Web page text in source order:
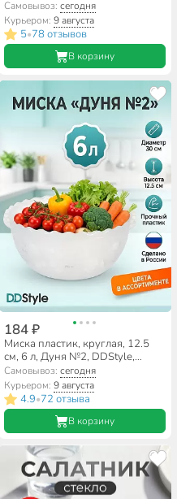
Luminarc, Q1317, синий
Самовывоз: сегодня
Курьером: 9 августа
5•78 отзывов
В корзину
184 ₽
Миска пластик, круглая, 12.5
см, 6 л, Дуня №2, DDStyle,
10502, в ассортименте
Самовывоз: сегодня
Курьером: 9 августа
4.9•72 отзыва
В корзину